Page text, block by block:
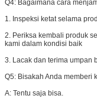
Q4: Bagaimana cara
1. Inspeksi ketat selama
2. Periksa kembali produk
kami dalam kondisi baik
3. Lacak dan terima umpan
Q5: Bisakah Anda memberi
A: Tentu saja bisa.